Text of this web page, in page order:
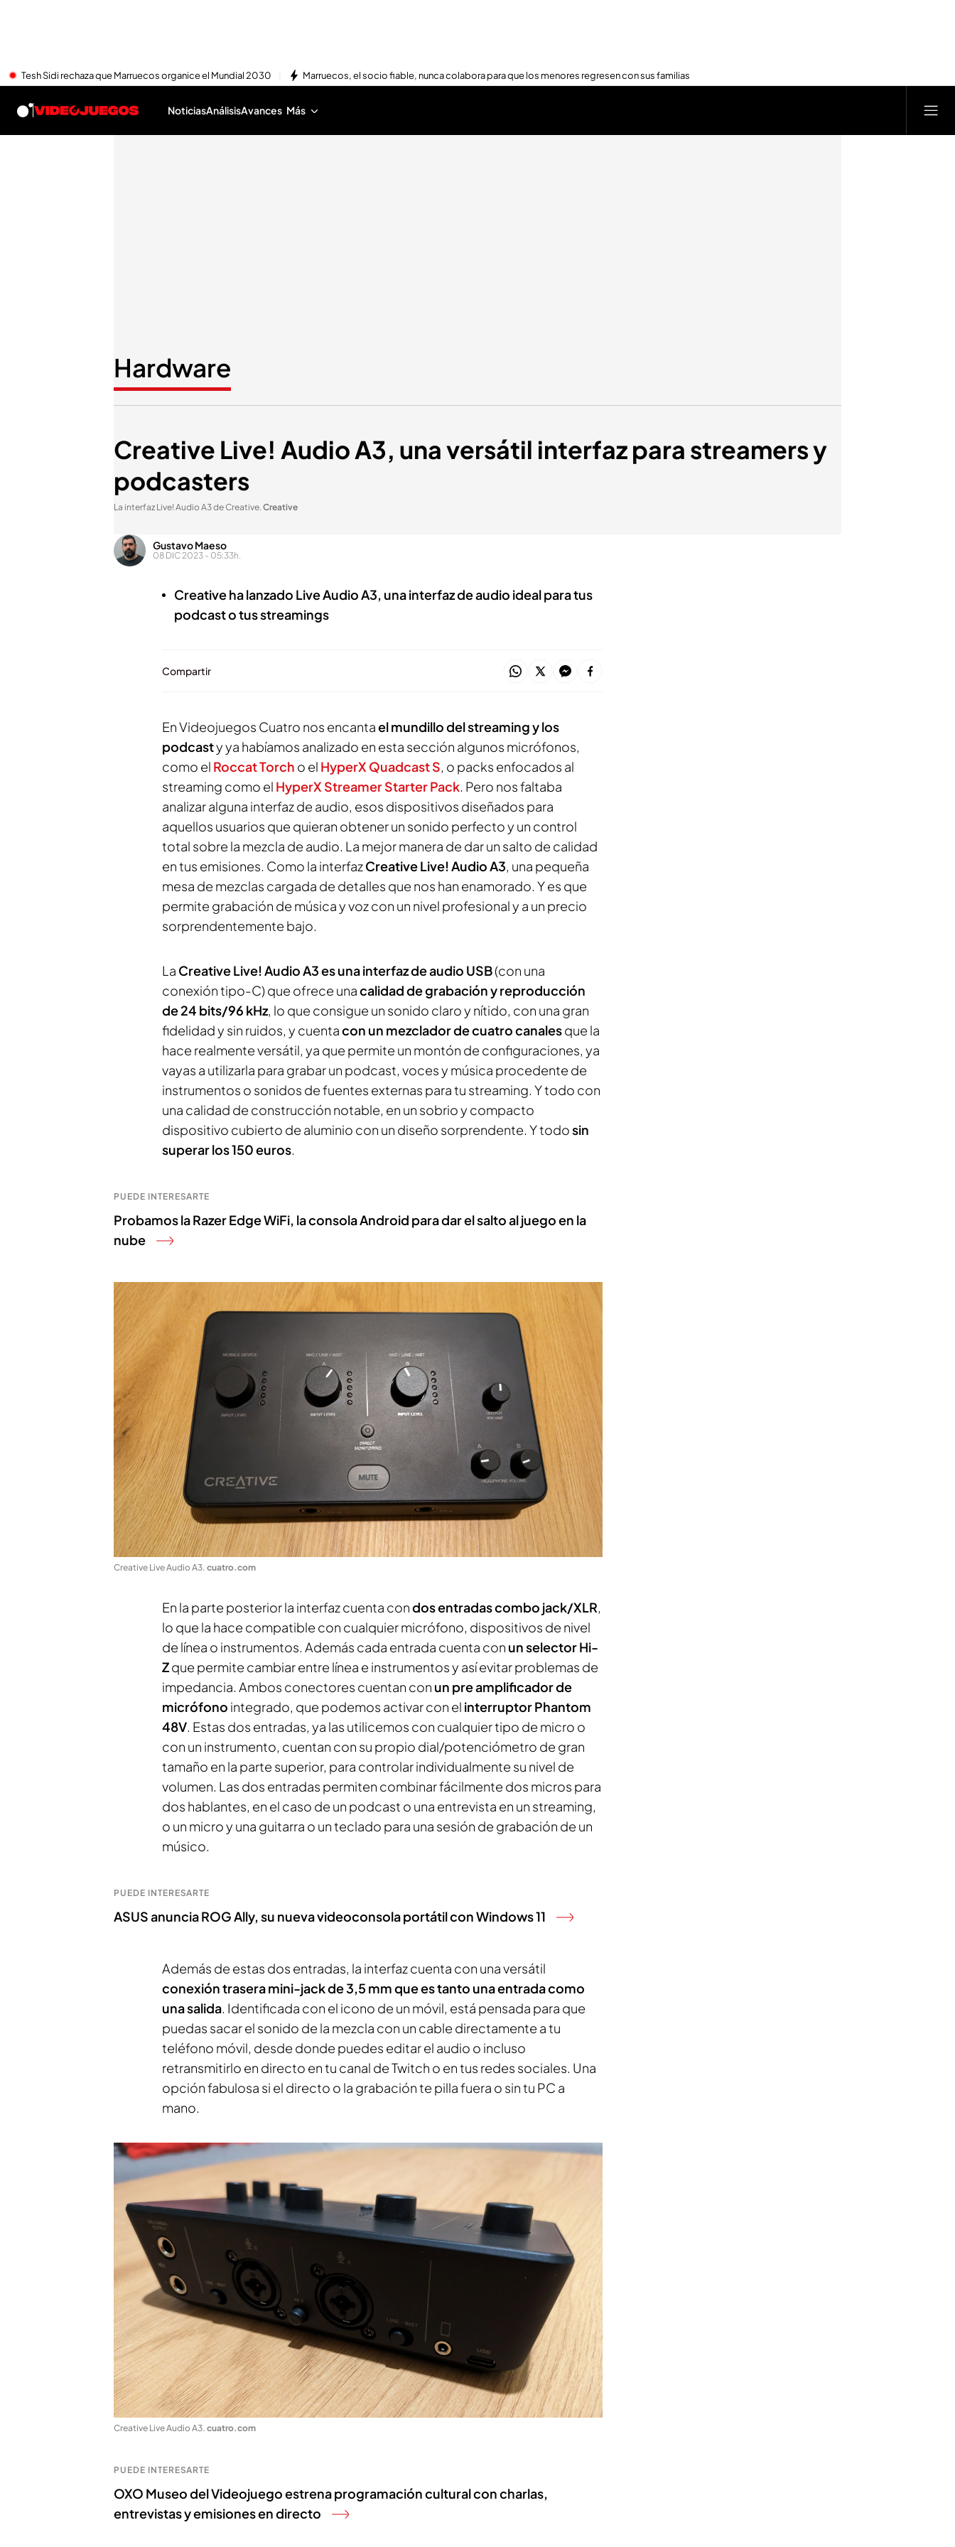
Tesh Sidi rechaza que Marruecos organice el Mundial 2030 Marruecos, el socio fiable, nunca colabora para que los menores regresen con sus familias
NoticiasAnálisisAvances Más
Hardware
Creative Live! Audio A3, una versátil interfaz para streamers y
podcasters
La interfaz Live! Audio A3 de Creative.Creative
Gustavo Maeso
08 DIC 2023 - 05:33h.
Creative ha lanzado Live Audio A3, una interfaz de audio ideal para tus
podcast o tus streamings
Compartir
En Videojuegos Cuatro nos encantael mundillo del streaming y los
podcasty ya habíamos analizado en esta sección algunos micrófonos,
como el Roccat Torch o el HyperX Quadcast S, o packs enfocados al
streaming como el HyperX Streamer Starter Pack. Pero nos faltaba
analizar alguna interfaz de audio, esos dispositivos diseñados para
aquellos usuarios que quieran obtener un sonido perfecto y un control
total sobre la mezcla de audio. La mejor manera de dar un salto de calidad
en tus emisiones. Como la interfazCreative Live! Audio A3, una pequeña
mesa de mezclas cargada de detalles que nos han enamorado. Y es que
permite grabación de música y voz con un nivel profesional y a un precio
sorprendentemente bajo.
La Creative Live! Audio A3 es una interfaz de audio USB(con una
conexión tipo-C) que ofrece unacalidad de grabación y reproducción
de 24 bits/96 kHz, lo que consigue un sonido claro y nítido, con una gran
fidelidad y sin ruidos, y cuentacon un mezclador de cuatro canalesque la
hace realmente versátil, ya que permite un montón de configuraciones, ya
vayas a utilizarla para grabar un podcast, voces y música procedente de
instrumentos o sonidos de fuentes externas para tu streaming. Y todo con
una calidad de construcción notable, en un sobrio y compacto
dispositivo cubierto de aluminio con un diseño sorprendente. Y todosin
superar los 150 euros.
PUEDE INTERESARTE
Probamos la Razer Edge WiFi, la consola Android para dar el salto al juego en la
nube
Creative Live Audio A3. cuatro.com
En la parte posterior la interfaz cuenta condos entradas combo jack/XLR,
lo que la hace compatible con cualquier micrófono, dispositivos de nivel
de línea o instrumentos. Además cada entrada cuenta con un selector Hi-
Zque permite cambiar entre línea e instrumentos y así evitar problemas de
impedancia. Ambos conectores cuentan con un pre amplificador de
micrófono integrado, que podemos activar con el interruptor Phantom
48V. Estas dos entradas, ya las utilicemos con cualquier tipo de micro o
con un instrumento, cuentan con su propio dial/potenciómetro de gran
tamaño en la parte superior, para controlar individualmente su nivel de
volumen. Las dos entradas permiten combinar fácilmente dos micros para
dos hablantes, en el caso de un podcast o una entrevista en un streaming,
o un micro y una guitarra o un teclado para una sesión de grabación de un
músico.
PUEDE INTERESARTE
ASUS anuncia ROG Ally, su nueva videoconsola portátil con Windows 11
Además de estas dos entradas, la interfaz cuenta con una versátil
conexión trasera mini-jack de 3,5 mm que es tanto una entrada como
una salida. Identificada con el icono de un móvil, está pensada para que
puedas sacar el sonido de la mezcla con un cable directamente a tu
teléfono móvil, desde donde puedes editar el audio o incluso
retransmitirlo en directo en tu canal de Twitch o en tus redes sociales. Una
opción fabulosa si el directo o la grabación te pilla fuera o sin tu PC a
mano.
Creative Live Audio A3. cuatro.com
PUEDE INTERESARTE
OXO Museo del Videojuego estrena programación cultural con charlas,
entrevistas y emisiones en directo